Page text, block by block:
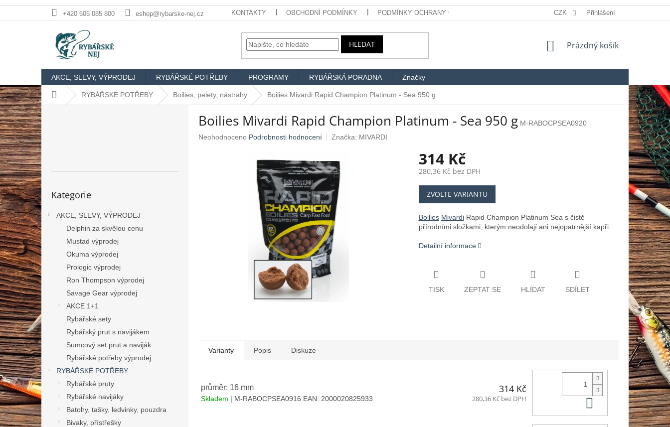
+420 606 085 800 eshop@rybarske-nej.cz KONTAKTY OBCHODNÍ PODMÍNKY PODMÍNKY OCHRANY OSOBNÍCH ÚDAJŮ REKLAMACE SLOVNÍK POJMŮ
CZK Přihlášení
HLEDAT
NÁKUPNÍ
Prázdný košík
AKCE, SLEVY, VÝPRODEJ RYBÁŘSKÉ POTŘEBY PROGRAMY RYBÁŘSKÁ PORADNA Značky
Domů RYBÁŘSKÉ POTŘEBY Boilies, pelety, nástrahy Boilies Mivardi Rapid Champion Platinum - Sea 950 g
P
o
s
t
r
a
n
n
í
p
a
n
e
l
kategorie
Kategorie
AKCE, SLEVY, VÝPRODEJ
Delphin za skvělou cenu
Mustad výprodej
Okuma výprodej
Prologic výprodej
Ron Thompson výprodej
Savage Gear výprodej
AKCE 1+1
Rybářské sety
Rybářský prut s navijákem
Sumcový set prut a naviják
Rybářské potřeby výprodej
RYBÁŘSKÉ POTŘEBY
Rybářské pruty
Rybářské navijáky
Batohy, tašky, ledvinky, pouzdra
Bivaky, přístřešky
Boilies Mivardi Rapid Champion Platinum - Sea 950 g M-RABOCPSEA0920
Průměrné
Neohodnoceno Podrobnosti hodnocení Značka: MIVARDI
314 Kč
280,36 Kč bez DPH
Měrná
cena:
ZVOLTE VARIANTU
Boilies MivardiRapid Champion Platinum Sea s čistě
přírodními složkami, kterým neodolají ani nejopatrnější kapři.
Detailní informace
TISK ZEPTAT SE HLÍDAT SDÍLET
Varianty Popis Diskuze
průměr: 16 mm
Skladem | M-RABOCPSEA0916 EAN: 2000020825933
314 Kč
280,36 Kč bez DPH Do košíku